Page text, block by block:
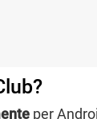
per